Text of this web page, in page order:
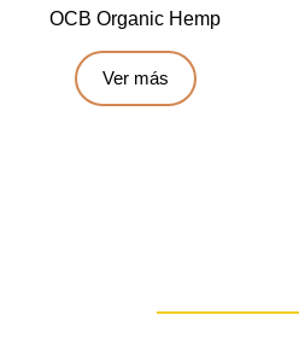
OCB Organic Hemp
Ver más